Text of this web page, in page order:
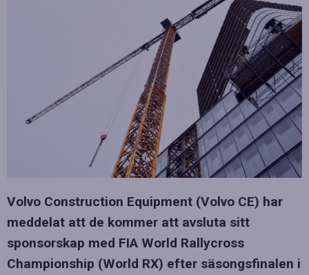
Volvo Construction Equipment (Volvo CE) har
meddelat att de kommer att avsluta sitt
sponsorskap med FIA World Rallycross
Championship (World RX) efter säsongsfinalen i